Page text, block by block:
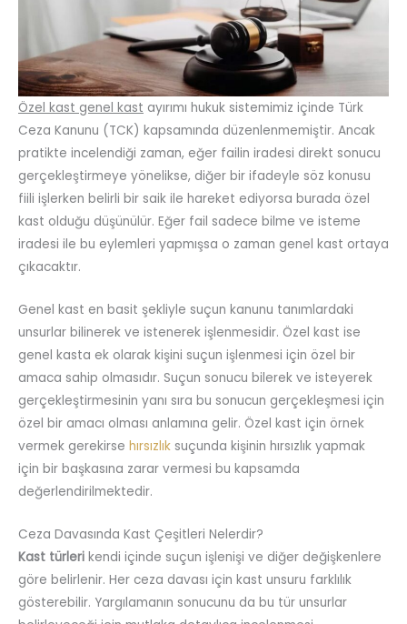
Özel kast genel kast ayırımı hukuk sistemimiz içinde Türk
Ceza Kanunu (TCK) kapsamında düzenlenmemiştir. Ancak
pratikte incelendiği zaman, eğer failin iradesi direkt sonucu
gerçekleştirmeye yönelikse, diğer bir ifadeyle söz konusu
fiili işlerken belirli bir saik ile hareket ediyorsa burada özel
kast olduğu düşünülür. Eğer fail sadece bilme ve isteme
iradesi ile bu eylemleri yapmışsa o zaman genel kast ortaya
çıkacaktır.
Genel kast en basit şekliyle suçun kanunu tanımlardaki
unsurlar bilinerek ve istenerek işlenmesidir. Özel kast ise
genel kasta ek olarak kişini suçun işlenmesi için özel bir
amaca sahip olmasıdır. Suçun sonucu bilerek ve isteyerek
gerçekleştirmesinin yanı sıra bu sonucun gerçekleşmesi için
özel bir amacı olması anlamına gelir. Özel kast için örnek
vermek gerekirse hırsızlık suçunda kişinin hırsızlık yapmak
için bir başkasına zarar vermesi bu kapsamda
değerlendirilmektedir.
Ceza Davasında Kast Çeşitleri Nelerdir?
Kast türleri kendi içinde suçun işlenişi ve diğer değişkenlere
göre belirlenir. Her ceza davası için kast unsuru farklılık
gösterebilir. Yargılamanın sonucunu da bu tür unsurlar